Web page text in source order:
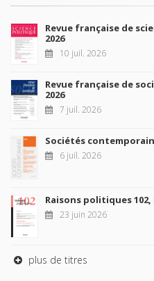
Revue française de
2026
10 juil. 2026
Revue française de
2026
7 juil. 2026
Sociétés
6 juil. 2026
Raisons politiques 102,
23 juin 2026
plus de titres